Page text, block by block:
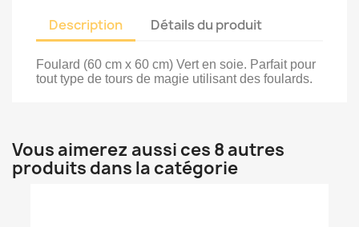
Description Détails du produit
Foulard (60 cm x 60 cm) Vert en soie. Parfait pour
tout type de tours de magie utilisant des foulards.
Vous aimerez aussi ces 8 autres
produits dans la catégorie